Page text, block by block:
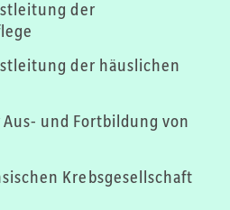
der
der häuslichen
und Fortbildung von
Krebsgesellschaft